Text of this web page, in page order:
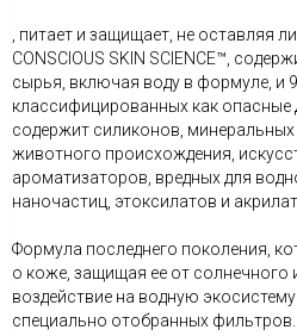
, питает и защищает, не оставляя
CONSCIOUS SKIN SCIENCE™,
сырья, включая воду в формуле, и
классифицированных как опасные
содержит силиконов,
животного происхождения,
ароматизаторов, вредных для
наночастиц, этоксилатов и
Формула последнего поколения,
о коже, защищая ее от солнечного
воздействие на водную
специально отобранных